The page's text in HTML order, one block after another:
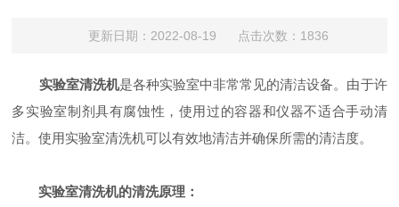
更新日期：2022-08-19 点击次数：1836
实验室清洗机是各种实验室中非常常见的清洁设备。由于许
多实验室制剂具有腐蚀性，使用过的容器和仪器不适合手动清
洁。使用实验室清洗机可以有效地清洁并确保所需的清洁度。
实验室清洗机的清洗原理：